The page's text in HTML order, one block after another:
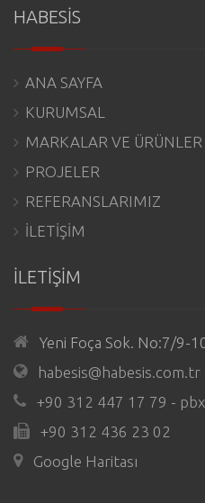
HABESİS
ANA SAYFA
KURUMSAL
MARKALAR VE ÜRÜNLER
PROJELER
REFERANSLARIMIZ
İLETİŞİM
İLETİŞİM
Yeni Foça Sok. No:7/9-
habesis@habesis.com.tr
+90 312 447 17 79 - pbx
+90 312 436 23 02
Google Haritası